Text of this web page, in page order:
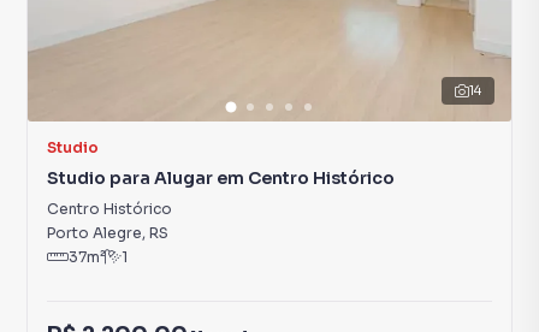
14
Studio
Studio para Alugar em Centro Histórico
Centro Histórico
Porto Alegre, RS
37m² 1